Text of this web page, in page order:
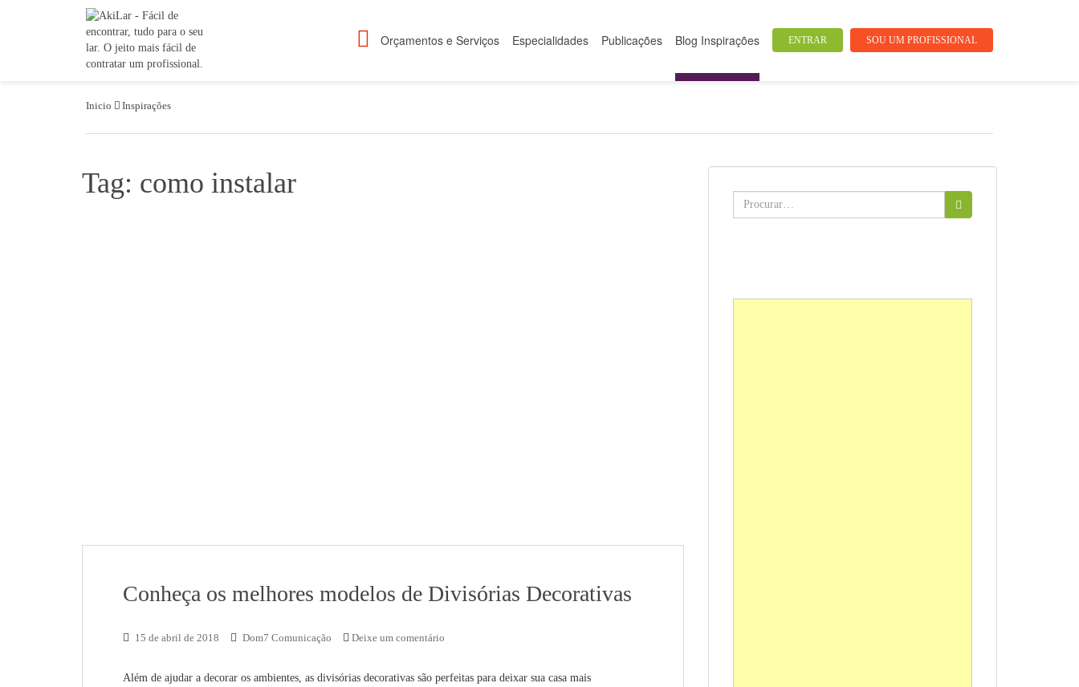
ENTRAR SOU UM PROFISSIONAL
Orçamentos e Serviços Especialidades Publicações Blog Inspirações
Inicio Inspirações
Tag: como instalar
Conheça os melhores modelos de Divisórias Decorativas
15 de abril de 2018 Dom7 Comunicação Deixe um comentário
Além de ajudar a decorar os ambientes, as divisórias decorativas são perfeitas para deixar sua casa mais
Buscar: